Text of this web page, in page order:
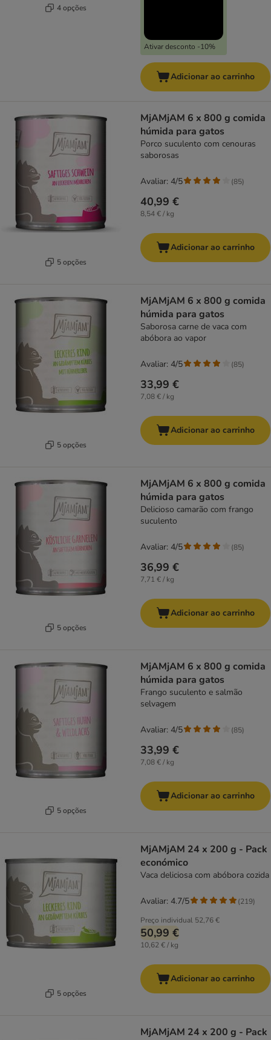
4 opções
Ativar desconto -10%
Adicionar ao carrinho
5 opções
MjAMjAM 6 x 800 g comida
húmida para gatos
Porco suculento com cenouras
saborosas
40,99 €
8,54 € / kg
Avaliar: 4/5 (85)
Adicionar ao carrinho
5 opções
MjAMjAM 6 x 800 g comida
húmida para gatos
Saborosa carne de vaca com
abóbora ao vapor
33,99 €
7,08 € / kg
Avaliar: 4/5 (85)
Adicionar ao carrinho
5 opções
MjAMjAM 6 x 800 g comida
húmida para gatos
Delicioso camarão com frango
suculento
36,99 €
7,71 € / kg
Avaliar: 4/5 (85)
Adicionar ao carrinho
5 opções
MjAMjAM 6 x 800 g comida
húmida para gatos
Frango suculento e salmão
selvagem
33,99 €
7,08 € / kg
Avaliar: 4/5 (85)
Adicionar ao carrinho
5 opções
MjAMjAM 24 x 200 g - Pack
económico
Vaca deliciosa com abóbora cozida
Preço individual 52,76 €
50,99 €
10,62 € / kg
Avaliar: 4.7/5 (219)
Adicionar ao carrinho
MjAMjAM 24 x 200 g - Pack